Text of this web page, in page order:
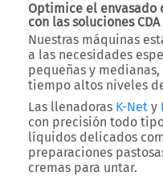
Optimice el envasado
con las soluciones CDA
Nuestras máquinas
a las necesidades
pequeñas y
tiempo altos niveles
Las llenadoras K-Net y
con precisión todo
líquidos delicados
preparaciones
cremas para untar.